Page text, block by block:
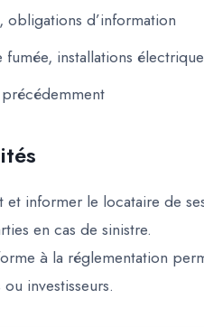
obligations d’information
installations
et informer le locataire de
en cas de sinistre.
à la réglementation
investisseurs.